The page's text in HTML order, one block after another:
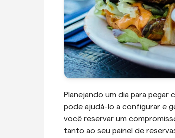
Planejando um dia para
pode ajudá-lo a configurar e
você reservar um
tanto ao seu painel de